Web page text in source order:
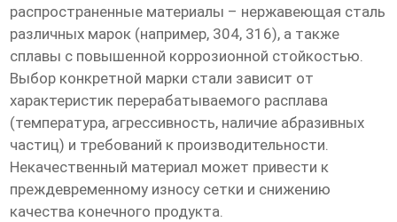
распространенные материалы – нержавеющая сталь
различных марок (например, 304, 316), а также
сплавы с повышенной коррозионной стойкостью.
Выбор конкретной марки стали зависит от
характеристик перерабатываемого расплава
(температура, агрессивность, наличие абразивных
частиц) и требований к производительности.
Некачественный материал может привести к
преждевременному износу сетки и снижению
качества конечного продукта.